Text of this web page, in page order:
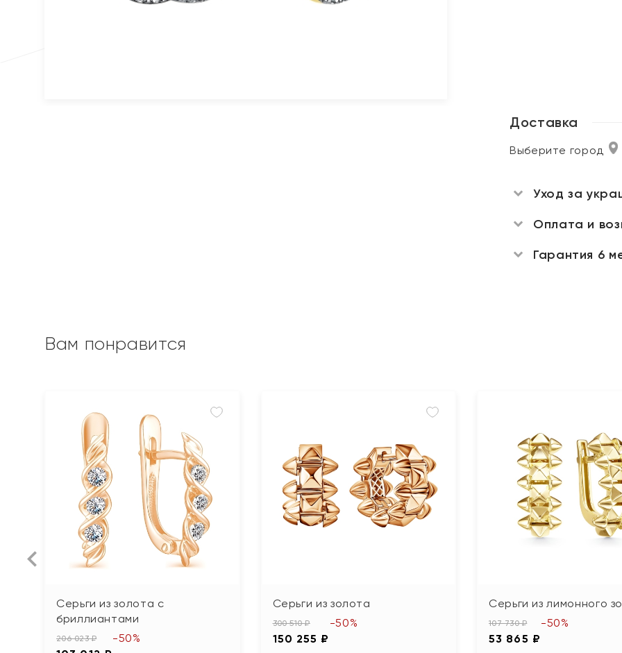
Доставка
Выберите город
Уход за
Оплата и
Гарантия 6
Вам понравится
Серьги из золота с
бриллиантами
206 023 ₽ -50%
Серьги из золота
300 510 ₽
150 255 ₽
-50%
Серьги из лимонного
107 730 ₽
53 865 ₽
-50%